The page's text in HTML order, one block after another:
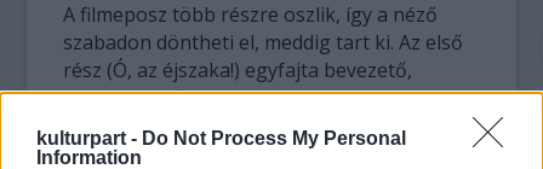
kulturpart - Do Not Process My Personal
Information
A filmeposz több részre oszlik, így a néző
szabadon döntheti el, meddig tart ki. Az első
rész (Ó, az éjszaka!) egyfajta bevezető,
amelyből kitűnik, hogy a negyed egy római
nekropolisz maradványai fölött épült, és a
néző megismerkedik Mohamed Hatabbal, aki